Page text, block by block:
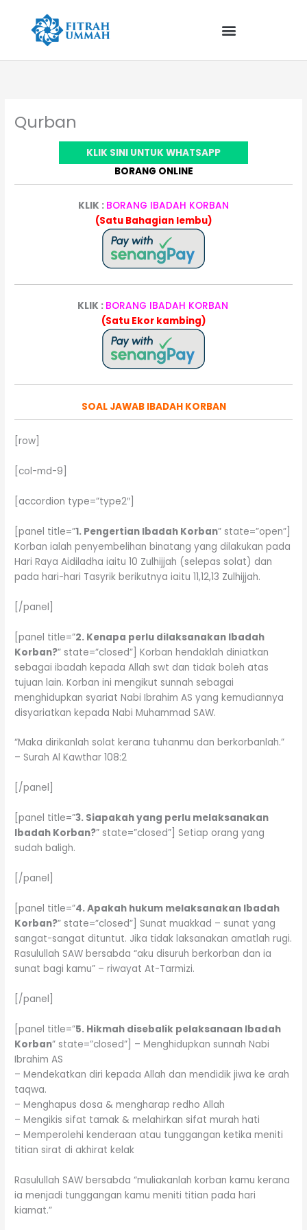
content
Qurban
KLIK SINI UNTUK WHATSAPP
BORANG ONLINE
KLIK : BORANG IBADAH KORBAN
(Satu Bahagian lembu)
KLIK : BORANG IBADAH KORBAN
(Satu Ekor kambing)
SOAL JAWAB IBADAH KORBAN
[row]
[col-md-9]
[accordion type=”type2″]
[panel title=”1. Pengertian Ibadah Korban” state=”open”]
Korban ialah penyembelihan binatang yang dilakukan pada
Hari Raya Aidiladha iaitu 10 Zulhijjah (selepas solat) dan
pada hari-hari Tasyrik berikutnya iaitu 11,12,13 Zulhijjah.
[/panel]
[panel title=”2. Kenapa perlu dilaksanakan Ibadah
Korban?” state=”closed”] Korban hendaklah diniatkan
sebagai ibadah kepada Allah swt dan tidak boleh atas
tujuan lain. Korban ini mengikut sunnah sebagai
menghidupkan syariat Nabi Ibrahim AS yang kemudiannya
disyariatkan kepada Nabi Muhammad SAW.
“Maka dirikanlah solat kerana tuhanmu dan berkorbanlah.”
– Surah Al Kawthar 108:2
[/panel]
[panel title=”3. Siapakah yang perlu melaksanakan
Ibadah Korban?” state=”closed”] Setiap orang yang
sudah baligh.
[/panel]
[panel title=”4. Apakah hukum melaksanakan Ibadah
Korban?” state=”closed”] Sunat muakkad – sunat yang
sangat-sangat dituntut. Jika tidak laksanakan amatlah rugi.
Rasulullah SAW bersabda “aku disuruh berkorban dan ia
sunat bagi kamu” – riwayat At-Tarmizi.
[/panel]
[panel title=”5. Hikmah disebalik pelaksanaan Ibadah
Korban” state=”closed”] – Menghidupkan sunnah Nabi
Ibrahim AS
– Mendekatkan diri kepada Allah dan mendidik jiwa ke arah
taqwa.
– Menghapus dosa & mengharap redho Allah
– Mengikis sifat tamak & melahirkan sifat murah hati
– Memperolehi kenderaan atau tunggangan ketika meniti
titian sirat di akhirat kelak
Rasulullah SAW bersabda “muliakanlah korban kamu kerana
ia menjadi tunggangan kamu meniti titian pada hari
kiamat.”